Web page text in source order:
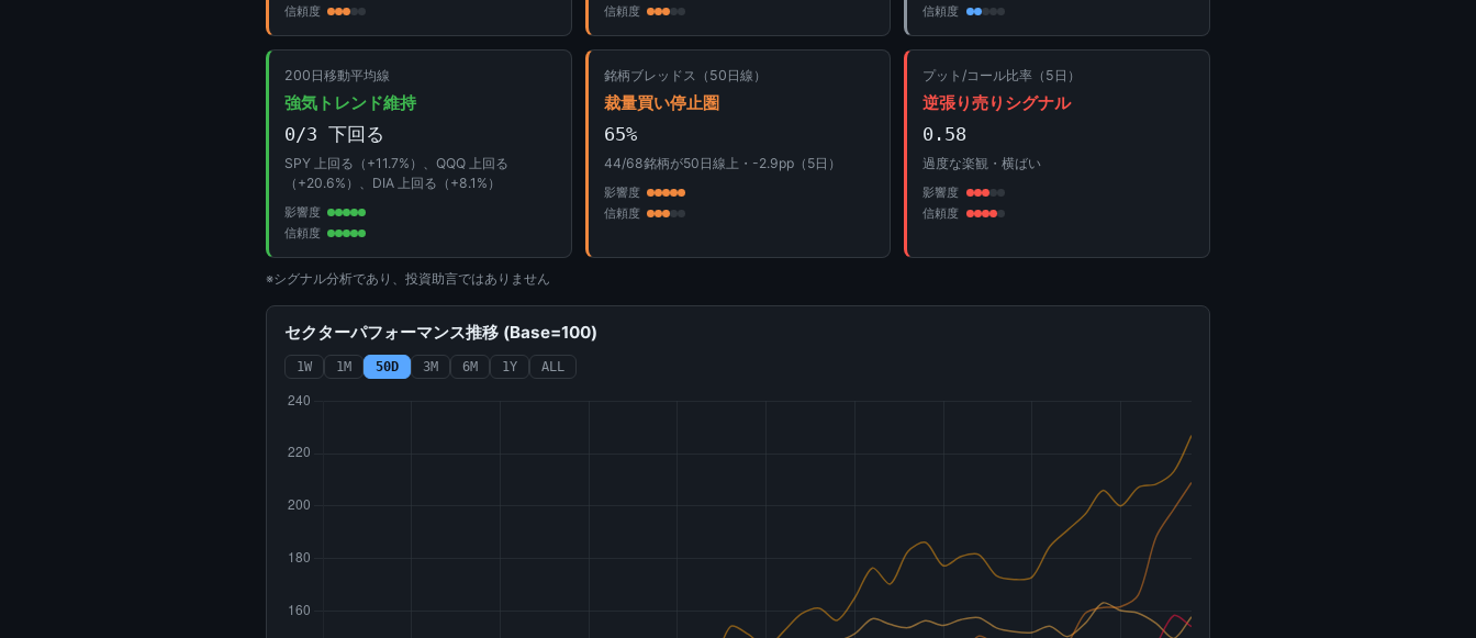
信頼度
信頼度
信頼度
200日移動平均線
強気トレンド維持
0/3 下回る
SPY 上回る（+11.7%）、QQQ 上回る
（+20.6%）、DIA 上回る（+8.1%）
影響度
信頼度
銘柄ブレッドス（50日線）
裁量買い停止圏
65%
44/68銘柄が50日線上・-2.9pp（5日）
影響度
信頼度
プット/コール比率（5日）
逆張り売りシグナル
0.58
過度な楽観・横ばい
影響度
信頼度
※シグナル分析であり、投資助言ではありません
セクターパフォーマンス推移 (Base=100)
1W 1M 50D 3M 6M 1Y ALL